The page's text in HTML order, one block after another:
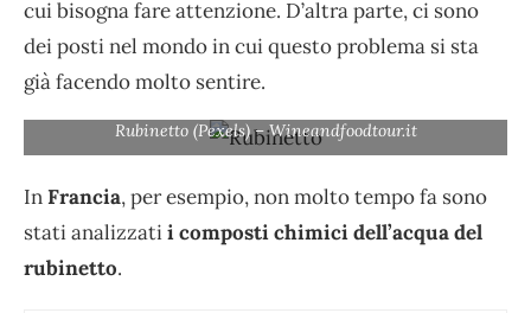
cui bisogna fare attenzione. D’altra parte, ci sono
dei posti nel mondo in cui questo problema si sta
già facendo molto sentire.
Rubinetto (Pexels) – Wineandfoodtour.it
InFrancia, per esempio, non molto tempo fa sono
stati analizzatii composti chimici dell’acqua del
rubinetto.